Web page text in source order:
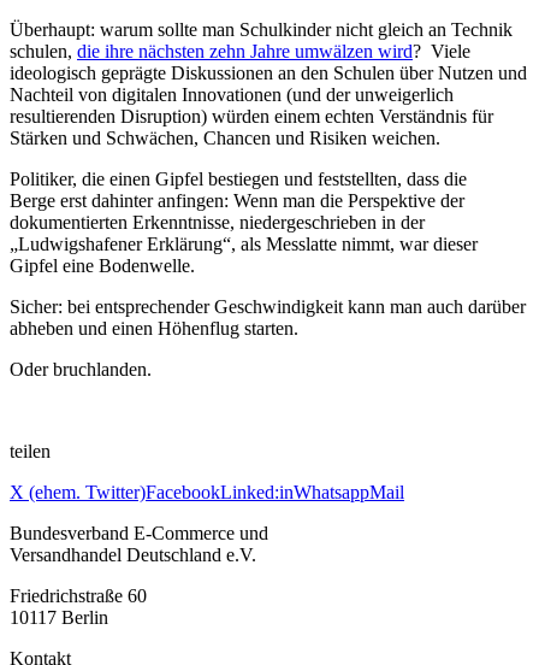
Überhaupt: warum sollte man Schulkinder nicht gleich an Technik
schulen, die ihre nächsten zehn Jahre umwälzen wird? Viele
ideologisch geprägte Diskussionen an den Schulen über Nutzen und
Nachteil von digitalen Innovationen (und der unweigerlich
resultierenden Disruption) würden einem echten Verständnis für
Stärken und Schwächen, Chancen und Risiken weichen.
Politiker, die einen Gipfel bestiegen und feststellten, dass die
Berge erst dahinter anfingen: Wenn man die Perspektive der
dokumentierten Erkenntnisse, niedergeschrieben in der
„Ludwigshafener Erklärung“, als Messlatte nimmt, war dieser
Gipfel eine Bodenwelle.
Sicher: bei entsprechender Geschwindigkeit kann man auch darüber
abheben und einen Höhenflug starten.
Oder bruchlanden.
teilen
X (ehem. Twitter)FacebookLinked:inWhatsappMail
Bundesverband E-Commerce und
Versandhandel Deutschland e.V.
Friedrichstraße 60
10117 Berlin
Kontakt